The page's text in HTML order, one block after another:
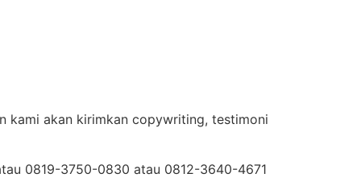
kami akan kirimkan copywriting, testimoni
0819-3750-0830 atau 0812-3640-4671